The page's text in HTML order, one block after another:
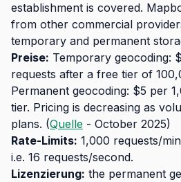
establishment is covered.
from other commercial
temporary and permanent
Preise: Temporary geocoding:
requests after a free tier of
Permanent geocoding: $5 per
tier. Pricing is decreasing as
plans. (Quelle - October 2025)
Rate-Limits: 1,000 requests/
i.e. 16 requests/second.
Lizenzierung: the permanent